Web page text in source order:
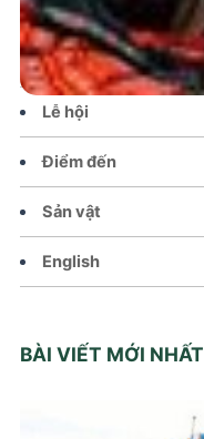
Chính sách
Văn hoá – Đời sống
Lễ hội
Điểm đến
Sản vật
English
BÀI VIẾT MỚI NHẤT